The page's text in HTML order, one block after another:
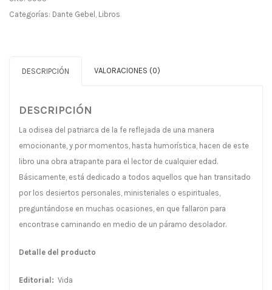
Categorías: Dante Gebel Libros
DESCRIPCIÓN VALORACIONES (0)
DESCRIPCIÓN
La odisea del patriarca de la fe reflejada de una manera
emocionante, y por momentos, hasta humorística, hacen de este
libro una obra atrapante para el lector de cualquier edad.
Básicamente, está dedicado a todos aquellos que han transitado
por los desiertos personales, ministeriales o espirituales,
preguntándose en muchas ocasiones, en que fallaron para
encontrase caminando en medio de un páramo desolador.
Detalle del producto
Editorial‏: ‎ Vida